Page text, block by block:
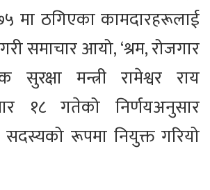
मा ठगिएका कामदारहरूलाई
समाचार आयो, ‘श्रम, रोजगार
सुरक्षा मन्त्री रामेश्वर राय
१८ गतेको निर्णयअनुसार
रूपमा नियुक्त गरियो